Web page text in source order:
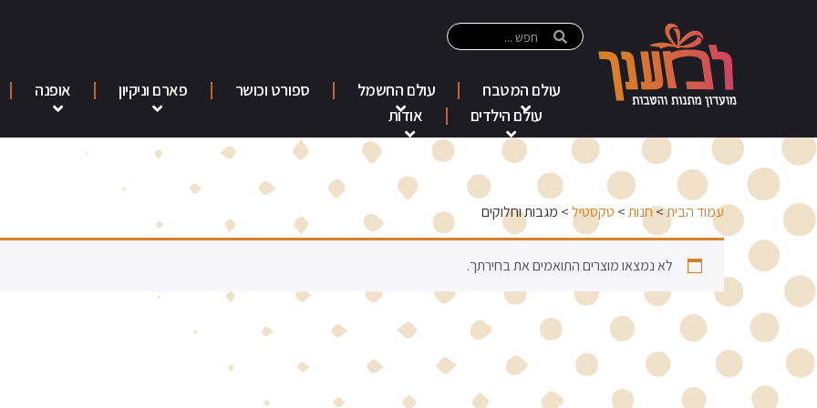
עולם המטבח עולם החשמל ספורט וכושר פארם וניקיון אופנה
עולם הילדים
אודות
עמוד הבית>חנות> טקסטיל> מגבות וחלוקים
לא נמצאו מוצרים התואמים את בחירתך.